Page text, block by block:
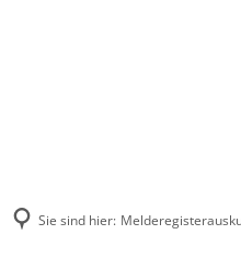
Sie sind hier: